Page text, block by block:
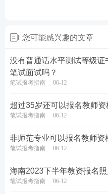
您可能感兴趣的文章
没有普通话水平测试等级
笔试面试吗？
笔试报考指南 06-12
超过35岁还可以报名教师资
笔试报考指南 06-12
非师范专业可以报名教师资
笔试报考指南 06-12
海南2023下半年教资报名
笔试报考指南 06-12